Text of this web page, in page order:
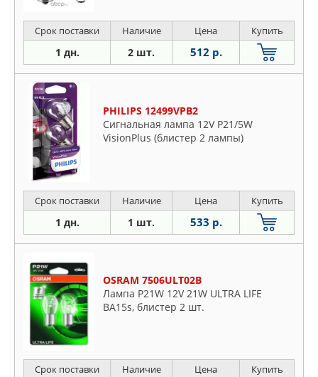
Срок поставки Наличие Цена Купить
1 дн. 2 шт. 512 р.
PHILIPS 12499VPB2
Сигнальная лампа 12V P21/5W
VisionPlus (блистер 2 лампы)
Срок поставки Наличие Цена Купить
1 дн. 1 шт. 533 р.
OSRAM 7506ULT02B
Лампа P21W 12V 21W ULTRA LIFE
BA15s, блистер 2 шт.
Срок поставки Наличие Цена Купить